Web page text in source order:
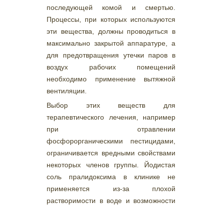
последующей комой и смертью.
Процессы, при которых используются
эти вещества, должны проводиться в
максимально закрытой аппаратуре, а
для предотвращения утечки паров в
воздух рабочих помещений
необходимо применение вытяжной
вентиляции.
Выбор этих веществ для
терапевтического лечения, например
при отравлении
фосфорорганическими пестицидами,
ограничивается вредными свойствами
некоторых членов группы. Йодистая
соль пралидоксима в клинике не
применяется из-за плохой
растворимости в воде и возможности